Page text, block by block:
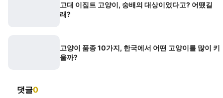
고대 이집트 고양이, 숭배의 대상이었다고? 어땠길
래?
고양이 품종 10가지, 한국에서 어떤 고양이를 많이 키
울까?
댓글0